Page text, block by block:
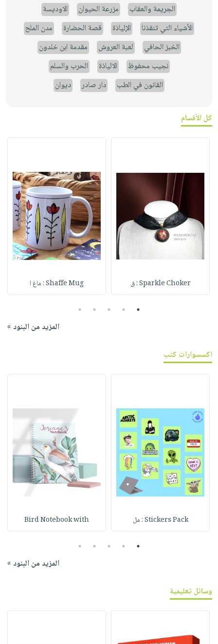
الجريمة والعقاب مزرعة الحيوان
الاوديسة
الأشياء التي تنقذنا
الإلياذة قصة الحضارة
مدن الملح
الخبز الحافي
لعبة العروش
مقدمة ابن خلدون
نجيب محفوظ
الالياذة
الحرب والسلم
القانون في الطب
دار صادر ديوان
كل الأقسام
Sparkle Choker : ق Shaffe Mug : ماغ ا
1
2
3
4
5
المزيد من البنود »
اكسسوارات كتب
Stickers Pack : مل Bird Notebook with
1
2
3
4
5
المزيد من البنود »
وسائل تعليمية